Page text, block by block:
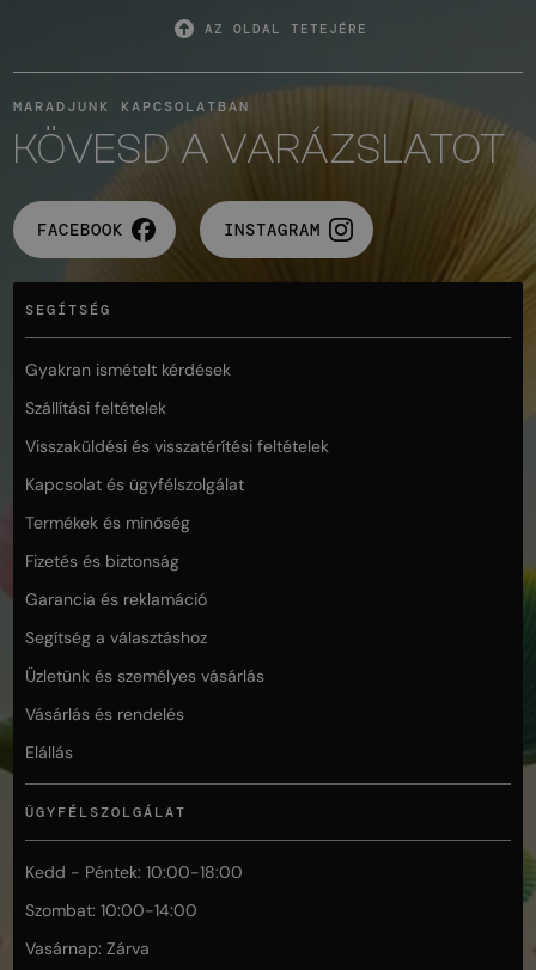
AZ OLDAL TETEJÉRE
MARADJUNK KAPCSOLATBAN
KÖVESD A VARÁZSLATOT
FACEBOOK INSTAGRAM
SEGÍTSÉG
Gyakran ismételt kérdések
Szállítási feltételek
Visszaküldési és visszatérítési feltételek
Kapcsolat és ügyfélszolgálat
Termékek és minőség
Fizetés és biztonság
Garancia és reklamáció
Segítség a választáshoz
Üzletünk és személyes vásárlás
Vásárlás és rendelés
Elállás
ÜGYFÉLSZOLGÁLAT
Kedd - Péntek: 10:00-18:00
Szombat: 10:00-14:00
Vasárnap: Zárva